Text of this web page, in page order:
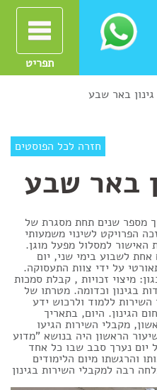
תפריט
באר שבע
חזרה לכל הפוסטים
באר שבע
מספר שנים תחת מסגרת של
הפרויקט לשינוי משמעותי
למסלול מפעל מוגן.
לשבוע בימי שני, יום
על ידי צוות התעסוקה.
מיצוי זכויות , קבלת סמכות
בגינון וכדומה. מטרתו של
ללמוד ולרכוש ידע
הגינון. היום, בתאריך
מקבלי השירות הגיעו
הראשון היה בנושא "מדוע
יום נערך סבב שבו כל אחד
והרגשתו מיום הלימודים
רבה למקבלי השירות בגינון